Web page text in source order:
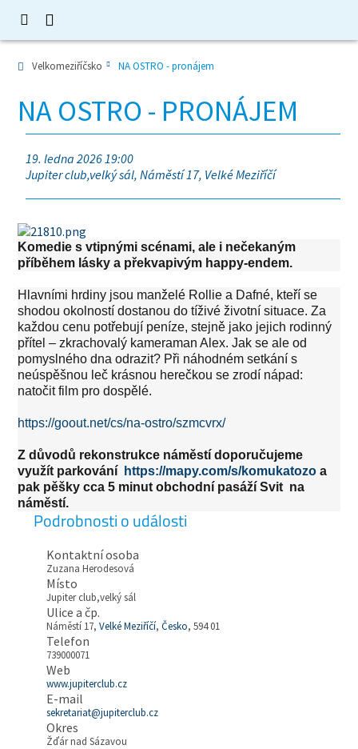
Velkomeziříčsko NA OSTRO - pronájem
NA OSTRO - PRONÁJEM
19. ledna 2026 19:00
Jupiter club,velký sál, Náměstí 17, Velké Meziříčí
Komedie s vtipnými scénami, ale i nečekaným
příběhem lásky a překvapivým happy-endem.
Hlavními hrdiny jsou manželé Rollie a Dafné, kteří se
shodou okolností dostanou do tíživé životní situace. Za
každou cenu potřebují peníze, stejně jako jejich rodinný
přítel – zkrachovalý kameraman Alex. Jak se ale od
pomyslného dna odrazit? Při náhodném setkání s
neúspěšnou leč krásnou herečkou se zrodí nápad:
natočit film pro dospělé.
https://goout.net/cs/na-ostro/szmcvrx/
Z důvodů rekonstrukce náměstí doporučujeme
využít parkování
https://mapy.com/s/komukatozo a
pak pěšky cca 5 minut obchodní pasáží Svit na
náměstí.
Podrobnosti o události
Kontaktní osoba
Zuzana Herodesová
Místo
Jupiter club,velký sál
Ulice a čp.
Náměstí 17,Velké Meziříčí,Česko, 594 01
Telefon
739000071
Web
www.jupiterclub.cz
E-mail
sekretariat@jupiterclub.cz
Okres
Žďár nad Sázavou